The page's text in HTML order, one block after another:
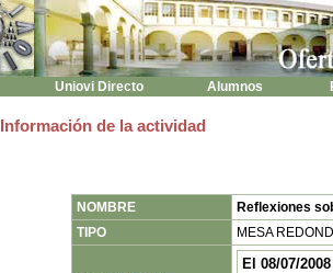
Uniovi Directo Alumnos
Información de la actividad
NOMBRE
Reflexiones
TIPO
MESA
El 08/07/2008